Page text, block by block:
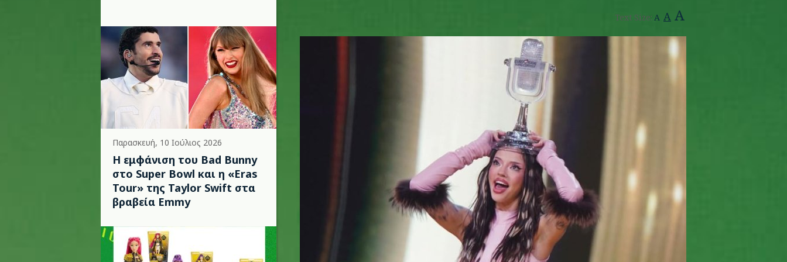
Παρασκευή, 10 Ιούλιος 2026
Η εμφάνιση του Bad Bunny
στο Super Bowl και η «Eras
Tour» της Taylor Swift στα
βραβεία Emmy
Text Size: A A A
dara.jpg